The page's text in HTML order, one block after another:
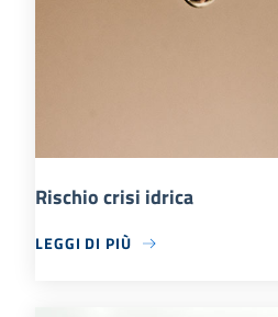
Rischio crisi idrica
LEGGI DI PIÙ